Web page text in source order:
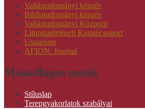
Vallástudományi képzés
Bibliatudományi képzés
Vallástudományi Központ
Liturgiatörténeti Kutatócsoport
Usuarium
AΓION: Journal
Másodlagos menü
Stíluslap
Terepgyakorlatok szabályai